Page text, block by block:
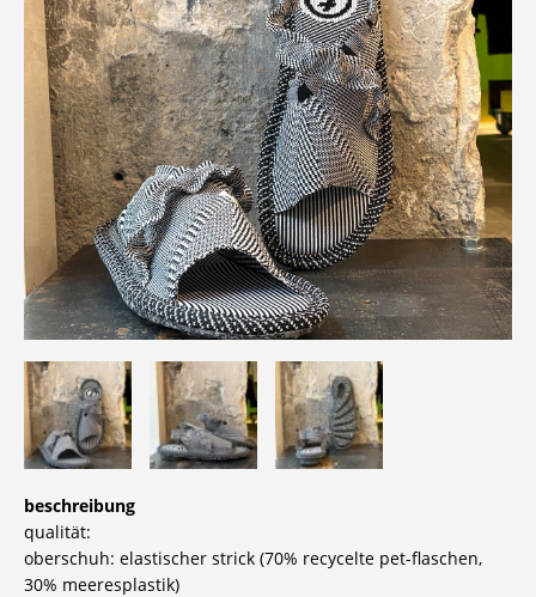
beschreibung
qualität:
oberschuh: elastischer strick (70% recycelte pet-flaschen,
30% meeresplastik)